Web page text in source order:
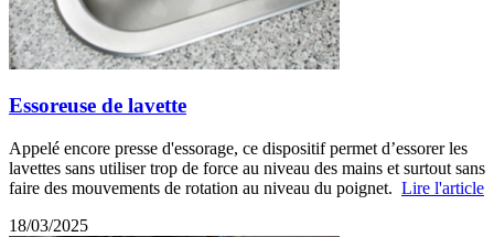
Essoreuse de lavette
Appelé encore presse d'essorage, ce dispositif permet d’essorer les
lavettes sans utiliser trop de force au niveau des mains et surtout sans
faire des mouvements de rotation au niveau du poignet. Lire l'article
18/03/2025